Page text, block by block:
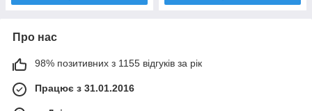
Про нас
98% позитивних з 1155 відгуків за рік
Працює з 31.01.2016